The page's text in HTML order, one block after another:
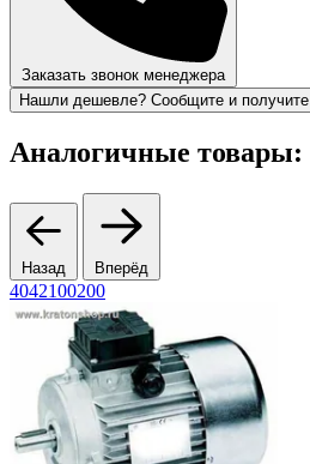
Заказать звонок менеджера
Нашли дешевле? Сообщите и получите
Аналогичные товары:
Назад Вперёд
4042100200